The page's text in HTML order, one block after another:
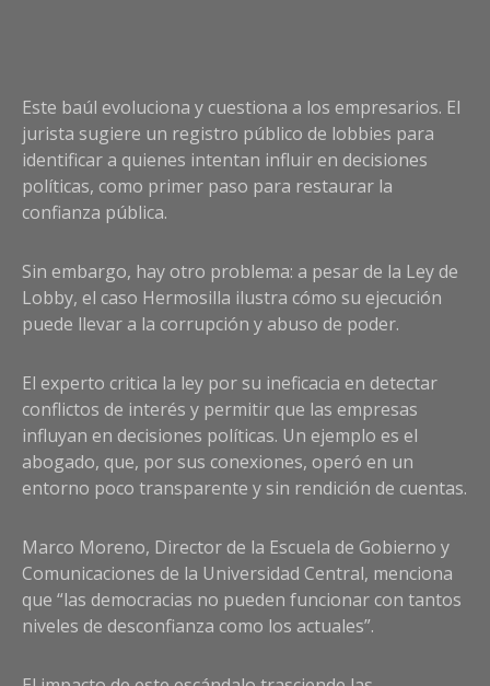
Este baúl evoluciona y cuestiona a los empresarios. El
jurista sugiere un registro público de lobbies para
identificar a quienes intentan influir en decisiones
políticas, como primer paso para restaurar la
confianza pública.
Sin embargo, hay otro problema: a pesar de la Ley de
Lobby, el caso Hermosilla ilustra cómo su ejecución
puede llevar a la corrupción y abuso de poder.
El experto critica la ley por su ineficacia en detectar
conflictos de interés y permitir que las empresas
influyan en decisiones políticas. Un ejemplo es el
abogado, que, por sus conexiones, operó en un
entorno poco transparente y sin rendición de cuentas.
Marco Moreno, Director de la Escuela de Gobierno y
Comunicaciones de la Universidad Central, menciona
que “las democracias no pueden funcionar con tantos
niveles de desconfianza como los actuales”.